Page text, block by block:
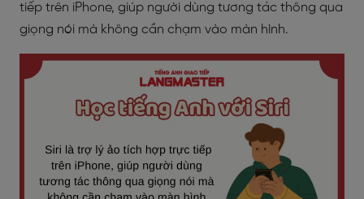
tiếp trên iPhone, giúp người dùng tương tác thông qua
giọng nói mà không cần chạm vào màn hình.